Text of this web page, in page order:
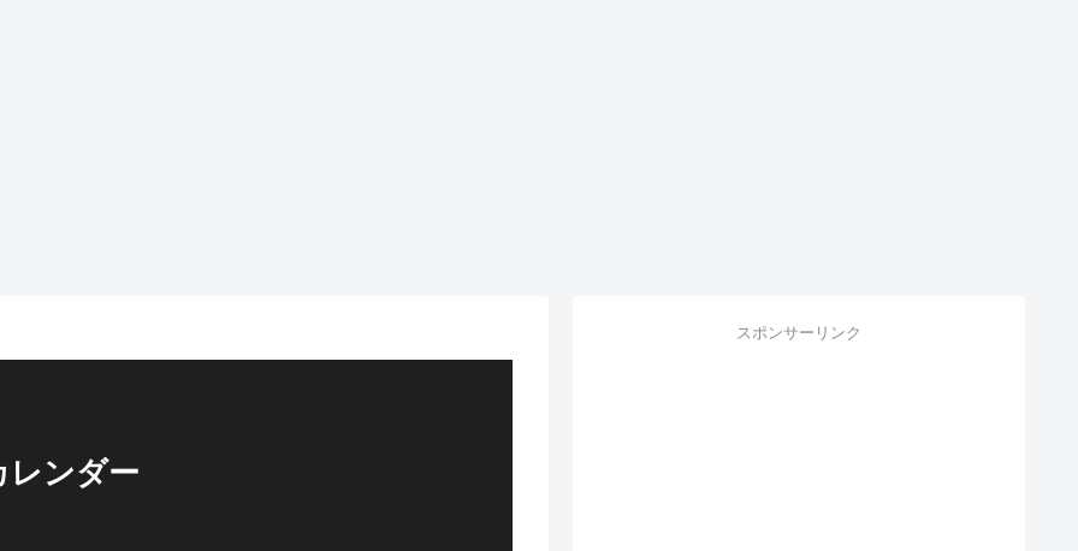
レンダー
スポンサーリンク